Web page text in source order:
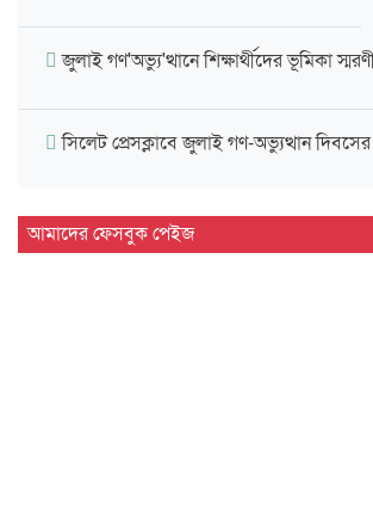
জুলাই গণ'অভ্যু'ত্থানে শিক্ষার্থীদের ভূমিকা
সিলেট প্রেসক্লাবে জুলাই গণ-অভ্যুত্থান
মাহবুব আলী খানের ৪২তম মৃ'ত্যু'বার্ষিকী
দোয়া…
আমাদের ফেসবুক পেইজ